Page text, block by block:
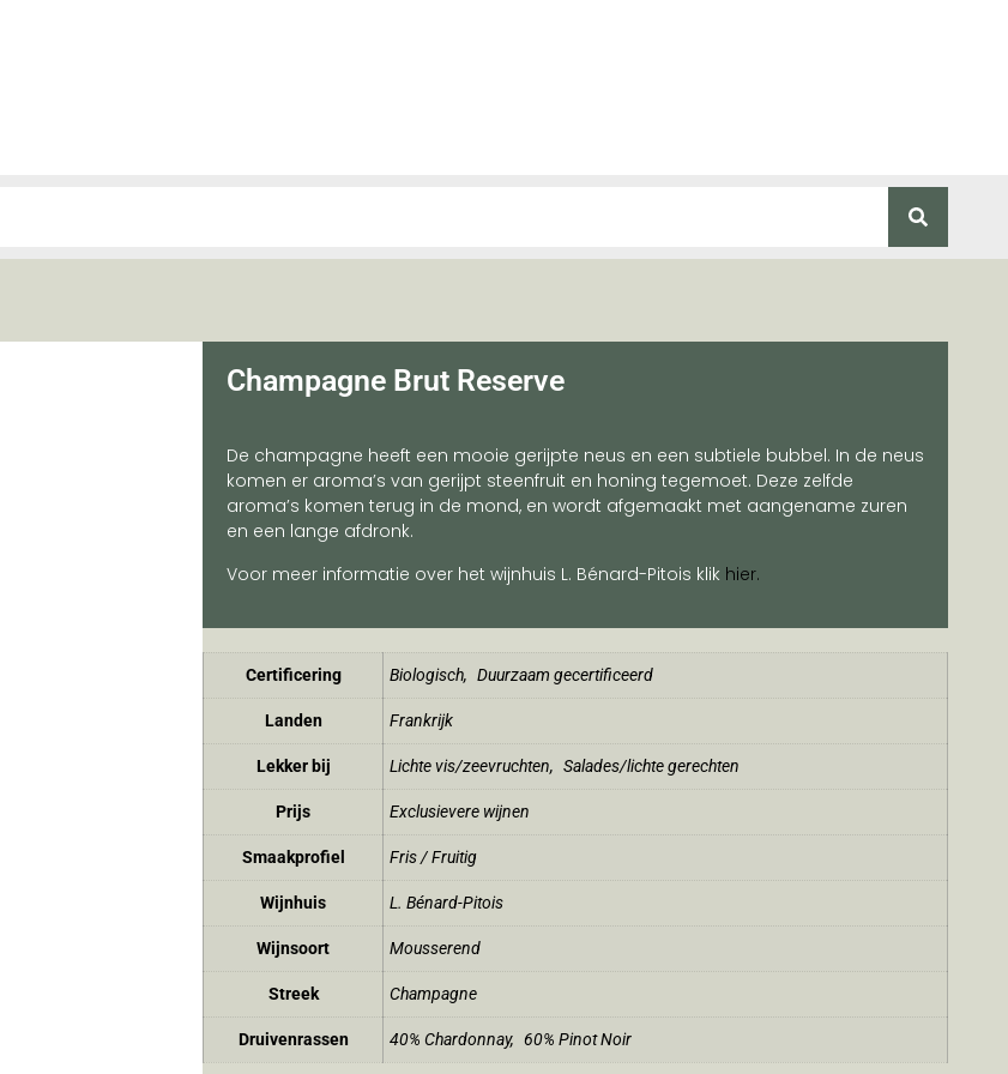
Champagne Brut Reserve
De champagne heeft een mooie gerijpte neus en een subtiele bubbel. In de neus
komen er aroma’s van gerijpt steenfruit en honing tegemoet. Deze zelfde
aroma’s komen terug in de mond, en wordt afgemaakt met aangename zuren
en een lange afdronk.
Voor meer informatie over het wijnhuis L. Bénard-Pitois klik hier.
Certificering Biologisch, Duurzaam gecertificeerd
Landen Frankrijk
Lekker bij Lichte vis/zeevruchten, Salades/lichte gerechten
Prijs Exclusievere wijnen
Smaakprofiel Fris / Fruitig
Wijnhuis L. Bénard-Pitois
Wijnsoort Mousserend
Streek Champagne
Druivenrassen 40% Chardonnay, 60% Pinot Noir